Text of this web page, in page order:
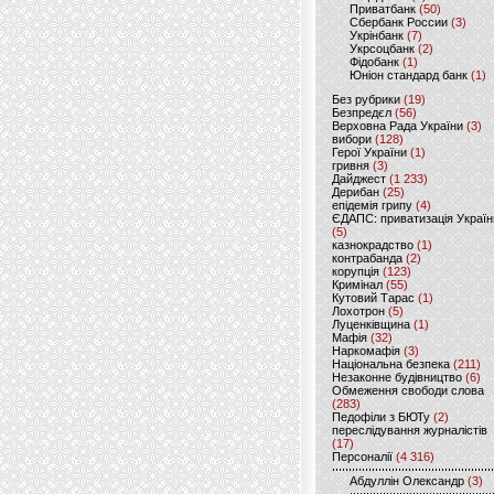
Приватбанк (50)
Сбербанк России (3)
Укрінбанк(7)
Укрсоцбанк (2)
Фідобанк (1)
Юніон стандард банк(1)
Без рубрики (19)
Безпредєл(56)
Верховна Рада України (3)
вибори(128)
Герої України(1)
гривня (3)
Дайджест (1 233)
Дерибан (25)
епідемія грипу (4)
ЄДАПС: приватизація
(5)
казнокрадство (1)
контрабанда (2)
корупція (123)
Кримінал (55)
Кутовий Тарас (1)
Лохотрон(5)
Луценківщина (1)
Мафія (32)
Наркомафія (3)
Національна безпека (211)
Незаконне будівництво(6)
Обмеження свободи слова
(283)
Педофіли з БЮТу (2)
переслідування журналістів
(17)
Персоналії (4 316)
Абдуллін Олександр (3)